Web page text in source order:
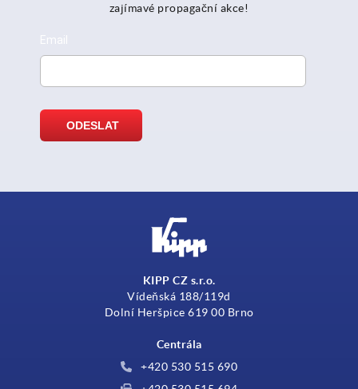
zajímavé propagační akce!
KIPP CZ s.r.o.
Vídeňská 188/119d
Dolní Heršpice 619 00 Brno
Centrála
+420 530 515 690